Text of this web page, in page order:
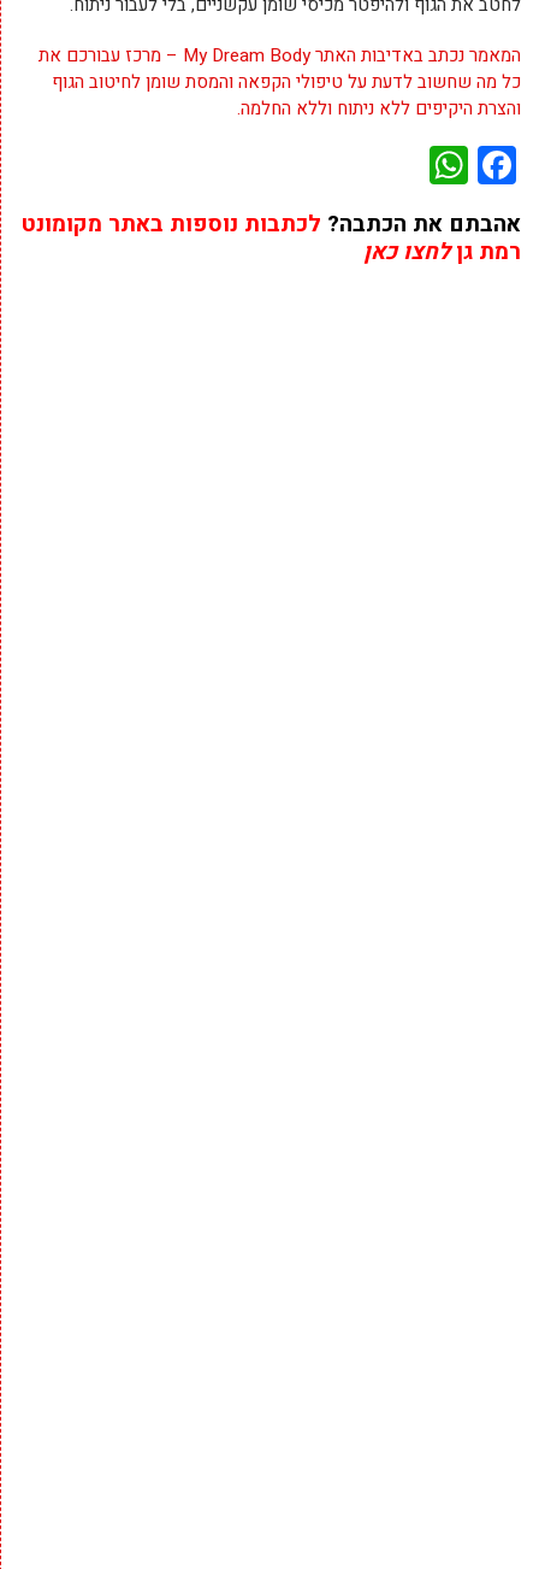
המאמר נכתב באדיבות האתרMy Dream Body – מרכז עבורכם את
כל מה שחשוב לדעת על טיפולי הקפאה והמסת שומן לחיטוב הגוף
והצרת היקיפים ללא ניתוח וללא החלמה.
Facebook
אהבתם את הכתבה? לכתבות נוספות באתר מקומונט
רמת גןלחצו כאן